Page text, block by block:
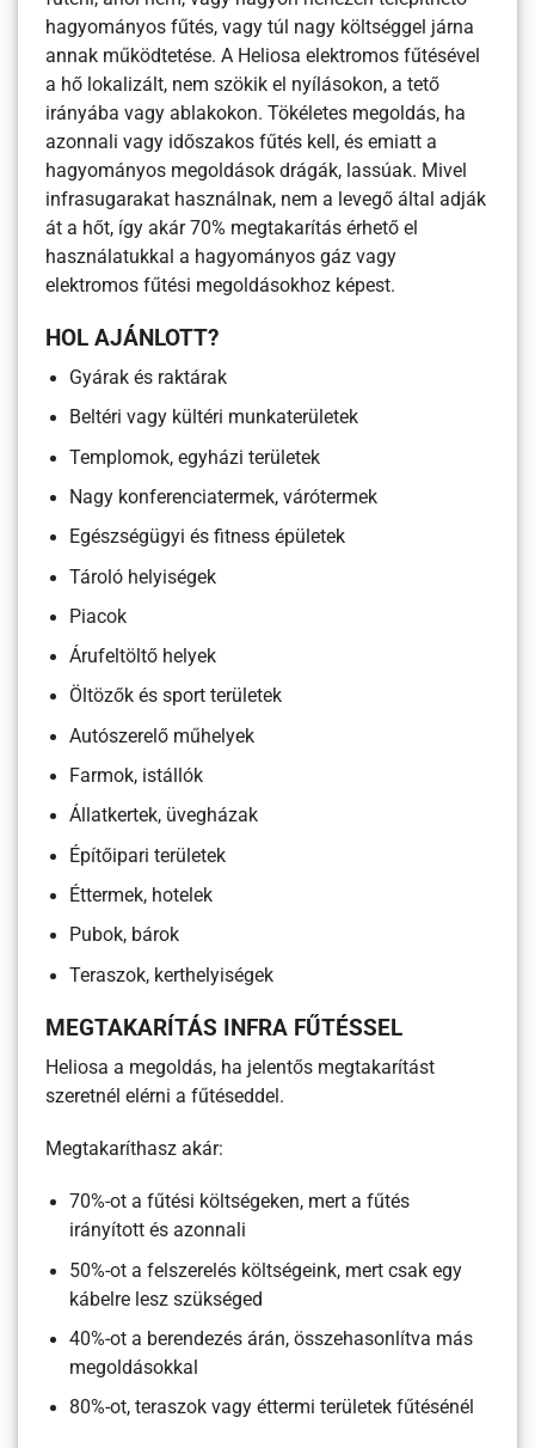
hagyományos fűtés, vagy túl nagy költséggel járna
annak működtetése. A Heliosa elektromos fűtésével
a hő lokalizált, nem szökik el nyílásokon, a tető
irányába vagy ablakokon. Tökéletes megoldás, ha
azonnali vagy időszakos fűtés kell, és emiatt a
hagyományos megoldások drágák, lassúak. Mivel
infrasugarakat használnak, nem a levegő által adják
át a hőt, így akár 70% megtakarítás érhető el
használatukkal a hagyományos gáz vagy
elektromos fűtési megoldásokhoz képest.
HOL AJÁNLOTT?
Gyárak és raktárak
Beltéri vagy kültéri munkaterületek
Templomok, egyházi területek
Nagy konferenciatermek, várótermek
Egészségügyi és fitness épületek
Tároló helyiségek
Piacok
Árufeltöltő helyek
Öltözők és sport területek
Autószerelő műhelyek
Farmok, istállók
Állatkertek, üvegházak
Építőipari területek
Éttermek, hotelek
Pubok, bárok
Teraszok, kerthelyiségek
MEGTAKARÍTÁS INFRA FŰTÉSSEL
Heliosa a megoldás, ha jelentős megtakarítást
szeretnél elérni a fűtéseddel.
Megtakaríthasz akár:
70%-ot a fűtési költségeken, mert a fűtés
irányított és azonnali
50%-ot a felszerelés költségeink, mert csak egy
kábelre lesz szükséged
40%-ot a berendezés árán, összehasonlítva más
megoldásokkal
80%-ot, teraszok vagy éttermi területek fűtésénél